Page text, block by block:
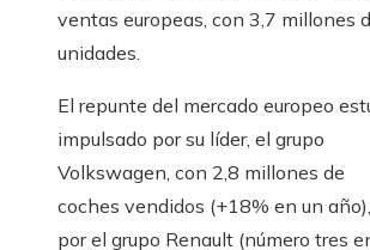
ventas europeas, con 3,7 millones
unidades.
El repunte del mercado europeo
impulsado por su líder, el grupo
Volkswagen, con 2,8 millones de
coches vendidos (+18% en un
por el grupo Renault (número tres